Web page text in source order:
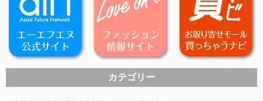
カテゴリー